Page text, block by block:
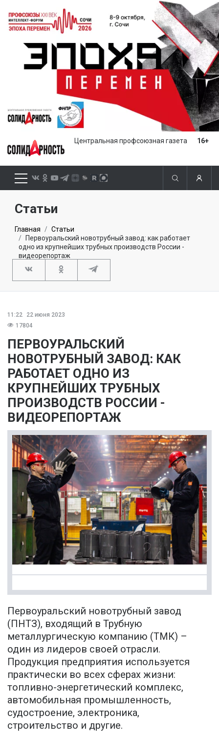
Центральная профсоюзная газета 16+
Статьи
Главная
Статьи
Первоуральский новотрубный завод: как работает
одно из крупнейших трубных производств России -
видеорепортаж
11:22
22 июня 2023
17804
ПЕРВОУРАЛЬСКИЙ
НОВОТРУБНЫЙ ЗАВОД: КАК
РАБОТАЕТ ОДНО ИЗ
КРУПНЕЙШИХ ТРУБНЫХ
ПРОИЗВОДСТВ РОССИИ -
ВИДЕОРЕПОРТАЖ
Первоуральский новотрубный завод
(ПНТЗ), входящий в Трубную
металлургическую компанию (ТМК) –
один из лидеров своей отрасли.
Продукция предприятия используется
практически во всех сферах жизни:
топливно-энергетический комплекс,
автомобильная промышленность,
судостроение, электроника,
строительство и другие.